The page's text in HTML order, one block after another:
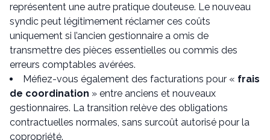
représentent une autre pratique douteuse. Le nouveau
syndic peut légitimement réclamer ces coûts
uniquement si l’ancien gestionnaire a omis de
transmettre des pièces essentielles ou commis des
erreurs comptables avérées.
Méfiez-vous également des facturations pour « frais
de coordination » entre anciens et nouveaux
gestionnaires. La transition relève des obligations
contractuelles normales, sans surcoût autorisé pour la
copropriété.